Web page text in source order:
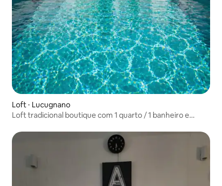
Loft ⋅ Lucugnano
Loft tradicional boutique com 1 quarto / 1 banheiro e